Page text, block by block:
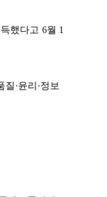
했다고 6월 1
질·윤리 ·정보